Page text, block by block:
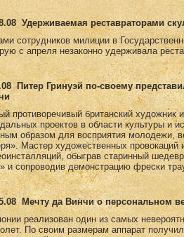
Удерживаемая реставраторами
сотрудников милиции в
с апреля незаконно удерживала
Питер Гринуэй по-своему
противоречивый британский художник
проектов в области культуры и
образом для восприятия молодежи,
Мастер художественных
обыграв старинный
и сопроводив демонстрацию фрески
Мечту да Винчи о персональном
реализован один из самых
По своим размерам аппарат